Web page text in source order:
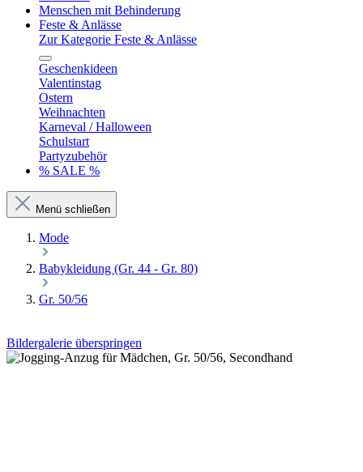
Menschen mit Behinderung
Feste & Anlässe
Zur Kategorie Feste & Anlässe
Geschenkideen
Valentinstag
Ostern
Weihnachten
Karneval / Halloween
Schulstart
Partyzubehör
% SALE %
Menü schließen
Mode
Babykleidung (Gr. 44 - Gr. 80)
Gr. 50/56
Bildergalerie überspringen